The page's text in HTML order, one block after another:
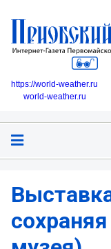
https://world-weather.ru
world-weather.ru